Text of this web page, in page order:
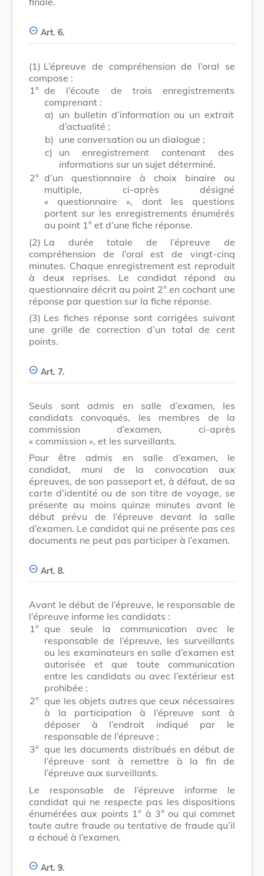
Art. 6.
(1) L’épreuve de compréhension de l’oral se
compose :
1° de l’écoute de trois enregistrements
comprenant :
a) un bulletin d’information ou un extrait
d’actualité ;
b) une conversation ou un dialogue ;
c)
un enregistrement contenant des
informations sur un sujet déterminé.
2° d’un questionnaire à choix binaire ou
multiple, ci-après désigné
« questionnaire », dont les questions
portent sur les enregistrements énumérés
au point 1° et d’une fiche réponse.
(2) La durée totale de l’épreuve de
compréhension de l’oral est de vingt-cinq
minutes. Chaque enregistrement est reproduit
à deux reprises. Le candidat répond au
questionnaire décrit au point 2° en cochant une
réponse par question sur la fiche réponse.
(3) Les fiches réponse sont corrigées suivant
une grille de correction d’un total de cent
points.
Art. 7.
Seuls sont admis en salle d’examen, les
candidats convoqués, les membres de la
commission d’examen, ci-après
« commission », et les surveillants.
Pour être admis en salle d’examen, le
candidat, muni de la convocation aux
épreuves, de son passeport et, à défaut, de sa
carte d’identité ou de son titre de voyage, se
présente au moins quinze minutes avant le
début prévu de l’épreuve devant la salle
d’examen. Le candidat qui ne présente pas ces
documents ne peut pas participer à l’examen.
Art. 8.
Avant le début de l’épreuve, le responsable de
l’épreuve informe les candidats :
1° que seule la communication avec le
responsable de l’épreuve, les surveillants
ou les examinateurs en salle d’examen est
autorisée et que toute communication
entre les candidats ou avec l’extérieur est
prohibée ;
2° que les objets autres que ceux nécessaires
à la participation à l’épreuve sont à
déposer à l’endroit indiqué par le
responsable de l’épreuve ;
3° que les documents distribués en début de
l’épreuve sont à remettre à la fin de
l’épreuve aux surveillants.
Le responsable de l’épreuve informe le
candidat qui ne respecte pas les dispositions
énumérées aux points 1° à 3° ou qui commet
toute autre fraude ou tentative de fraude qu’il
a échoué à l’examen.
Art. 9.